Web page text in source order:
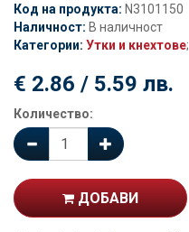
Код на продукта: N3101150
Наличност: В наличност
Категории: Утки и кнехтове;
€ 2.86 / 5.59 лв.
Количество:
ДОБАВИ